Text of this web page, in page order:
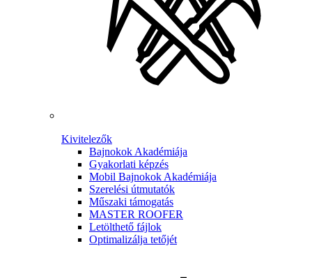
Kivitelezők
Bajnokok Akadémiája
Gyakorlati képzés
Mobil Bajnokok Akadémiája
Szerelési útmutatók
Műszaki támogatás
MASTER ROOFER
Letölthető fájlok
Optimalizálja tetőjét